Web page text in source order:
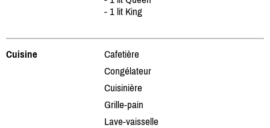
- 1 lit King
Cuisine
Cafetière
Congélateur
Cuisinière
Grille-pain
Lave-vaisselle